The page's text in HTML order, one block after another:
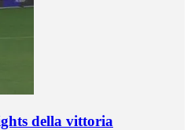
della vittoria